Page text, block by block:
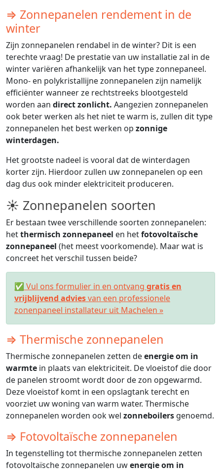
⇒ Zonnepanelen rendement in de
winter
Zijn zonnepanelen rendabel in de winter? Dit is een
terechte vraag! De prestatie van uw installatie zal in de
winter variëren afhankelijk van het type zonnepaneel.
Mono- en polykristallijne zonnepanelen zijn namelijk
efficiënter wanneer ze rechtstreeks blootgesteld
worden aan direct zonlicht. Aangezien zonnepanelen
ook beter werken als het niet te warm is, zullen dit type
zonnepanelen het best werken op zonnige
winterdagen.
Het grootste nadeel is vooral dat de winterdagen
korter zijn. Hierdoor zullen uw zonnepanelen op een
dag dus ook minder elektriciteit produceren.
☀ Zonnepanelen soorten
Er bestaan twee verschillende soorten zonnepanelen:
hetthermisch zonnepaneel en hetfotovoltaïsche
zonnepaneel (het meest voorkomende). Maar wat is
concreet het verschil tussen beide?
✅ Vul ons formulier in en ontvang gratis en
vrijblijvend adviesvan een professionele
zonenpaneel installateur uit Machelen »
⇒ Thermische zonnepanelen
Thermische zonnepanelen zetten deenergie om in
warmte in plaats van elektriciteit. De vloeistof die door
de panelen stroomt wordt door de zon opgewarmd.
Deze vloeistof komt in een opslagtank terecht en
voorziet uw woning van warm water. Thermische
zonnepanelen worden ook wel zonneboilers genoemd.
⇒ Fotovoltaïsche zonnepanelen
In tegenstelling tot thermische zonnepanelen zetten
fotovoltaïsche zonnepanelen uwenergie om in